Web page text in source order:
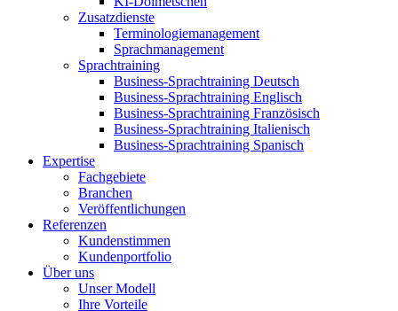
Zusatzdienste
Terminologiemanagement
Sprachmanagement
Sprachtraining
Business-Sprachtraining Deutsch
Business-Sprachtraining Englisch
Business-Sprachtraining Französisch
Business-Sprachtraining Italienisch
Business-Sprachtraining Spanisch
Expertise
Fachgebiete
Branchen
Veröffentlichungen
Referenzen
Kundenstimmen
Kundenportfolio
Über uns
Unser Modell
Ihre Vorteile